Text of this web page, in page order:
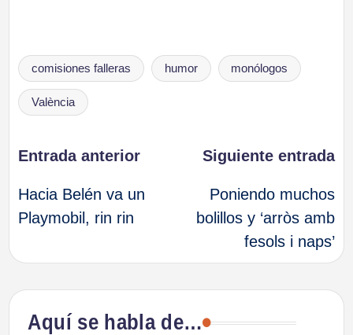
Etiquetas:
comisiones falleras humor monólogos
València
Navegación
de
entradas
Entrada anterior
Hacia Belén va un
Playmobil, rin rin
Siguiente entrada
Poniendo muchos
bolillos y ‘arròs amb
fesols i naps’
Aquí se habla de…